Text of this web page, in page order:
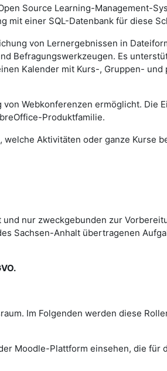
Source Learning-Management-
mit einer SQL-Datenbank für diese
von Lernergebnissen in
Befragungswerkzeugen. Es
Kalender mit Kurs-, Gruppen-
Webkonferenzen ermöglicht. Die
Produktfamilie.
Aktivitäten oder ganze Kurse
nur zweckgebunden zur
Sachsen-Anhalt übertragenen
Im Folgenden werden diese
Moodle-Plattform einsehen, die für